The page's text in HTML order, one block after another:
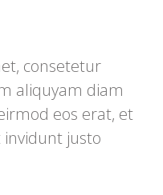
consetetur
aliquyam diam
eos erat, et
justo